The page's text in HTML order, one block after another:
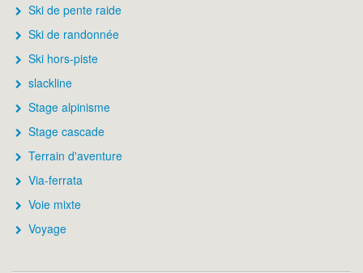
Ski de pente raide
Ski de randonnée
Ski hors-piste
slackline
Stage alpinisme
Stage cascade
Terrain d'aventure
Via-ferrata
Voie mixte
Voyage